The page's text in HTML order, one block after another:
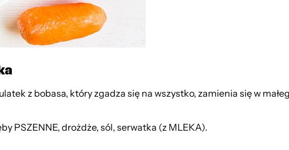
z bobasa, który zgadza się na wszystko, zamienia się w
PSZENNE, drożdże, sól, serwatka (z MLEKA).